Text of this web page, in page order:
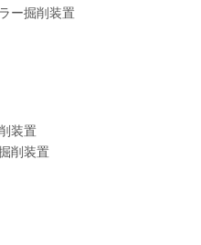
ー掘削装置
装置
削装置